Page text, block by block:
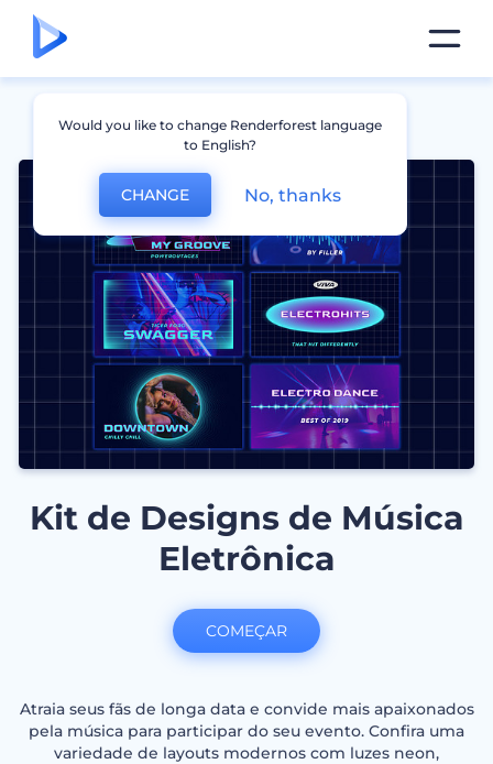
Kit de Designs de Música
Eletrônica
Atraia seus fãs de longa data e convide mais apaixonados
pela música para participar do seu evento. Confira uma
variedade de layouts modernos com luzes neon,
COMEÇAR
Would you like to change Renderforest language
to English?
CHANGE No, thanks